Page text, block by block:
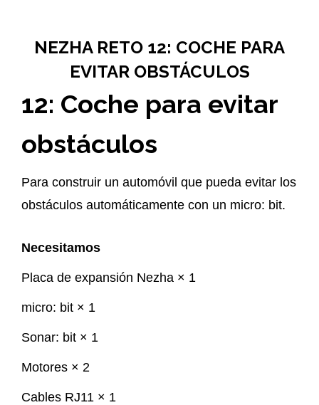
NEZHA RETO 12: COCHE PARA
EVITAR OBSTÁCULOS
12: Coche para evitar
obstáculos
Para construir un automóvil que pueda evitar los
obstáculos automáticamente con un micro: bit.
Necesitamos
Placa de expansión Nezha × 1
micro: bit × 1
Sonar: bit × 1
Motores × 2
Cables RJ11 × 1